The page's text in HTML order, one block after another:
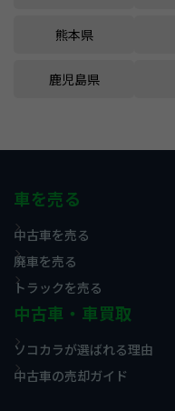
熊本県
鹿児島県
車を売る
中古車を売る
廃車を売る
トラックを売る
中古車・車買取
ソコカラが選ばれる理由
中古車の売却ガイド